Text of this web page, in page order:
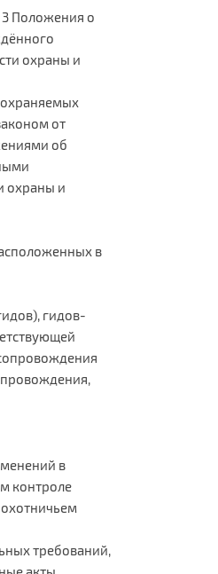
3 Положения о
охраны и
от
об
охраны и
в
гидов-
в
контроле
требований,